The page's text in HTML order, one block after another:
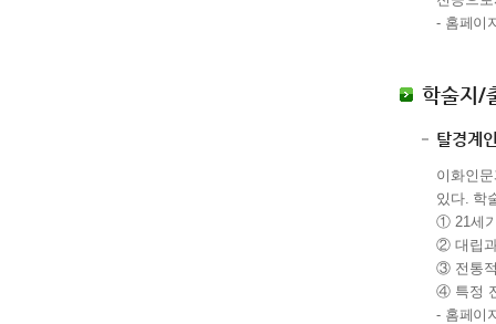
- 홈페이
학술지/
탈경계
이화인
있다. 학
① 21세
② 대립
③ 전통
④ 특정
- 홈페이